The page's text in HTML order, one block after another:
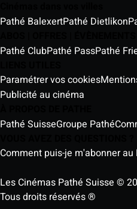
Pathé BalexertPathé Dietlikon
Pathé ClubPathé PassPathé
Paramétrer vos cookies
Publicité au cinéma
Pathé SuisseGroupe Pathé
Comment puis-je m'abonner au
Les Cinémas Pathé Suisse ©
Tous droits réservés ®